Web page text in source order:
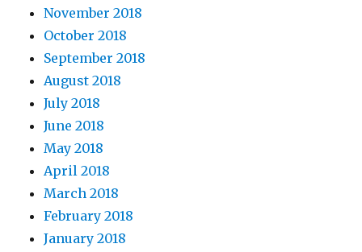
November 2018
October 2018
September 2018
August 2018
July 2018
June 2018
May 2018
April 2018
March 2018
February 2018
January 2018